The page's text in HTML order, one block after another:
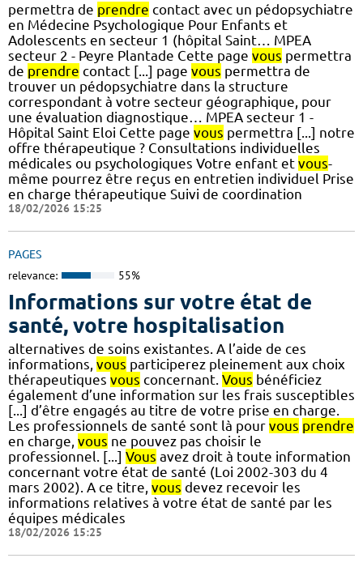
permettra de prendre contact avec un pédopsychiatre
en Médecine Psychologique Pour Enfants et
Adolescents en secteur 1 (hôpital Saint… MPEA
secteur 2 - Peyre Plantade Cette page vous permettra
de prendre contact [...] page vous permettra de
trouver un pédopsychiatre dans la structure
correspondant à votre secteur géographique, pour
une évaluation diagnostique… MPEA secteur 1 -
Hôpital Saint Eloi Cette page vous permettra [...] notre
offre thérapeutique ? Consultations individuelles
médicales ou psychologiques Votre enfant et vous-
même pourrez être reçus en entretien individuel Prise
en charge thérapeutique Suivi de coordination
18/02/2026 15:25
PAGES
relevance: 55%
Informations sur votre état de
santé, votre hospitalisation
alternatives de soins existantes. A l’aide de ces
informations, vous participerez pleinement aux choix
thérapeutiques vous concernant. Vous bénéficiez
également d’une information sur les frais susceptibles
[...] d’être engagés au titre de votre prise en charge.
Les professionnels de santé sont là pour vous prendre
en charge, vous ne pouvez pas choisir le
professionnel. [...] Vous avez droit à toute information
concernant votre état de santé (Loi 2002-303 du 4
mars 2002). A ce titre, vous devez recevoir les
informations relatives à votre état de santé par les
équipes médicales
18/02/2026 15:25